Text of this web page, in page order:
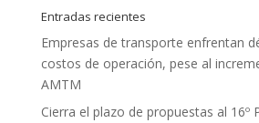
Entradas recientes
Empresas de transporte enfrentan
costos de operación, pese al
AMTM
Cierra el plazo de propuestas al 16º